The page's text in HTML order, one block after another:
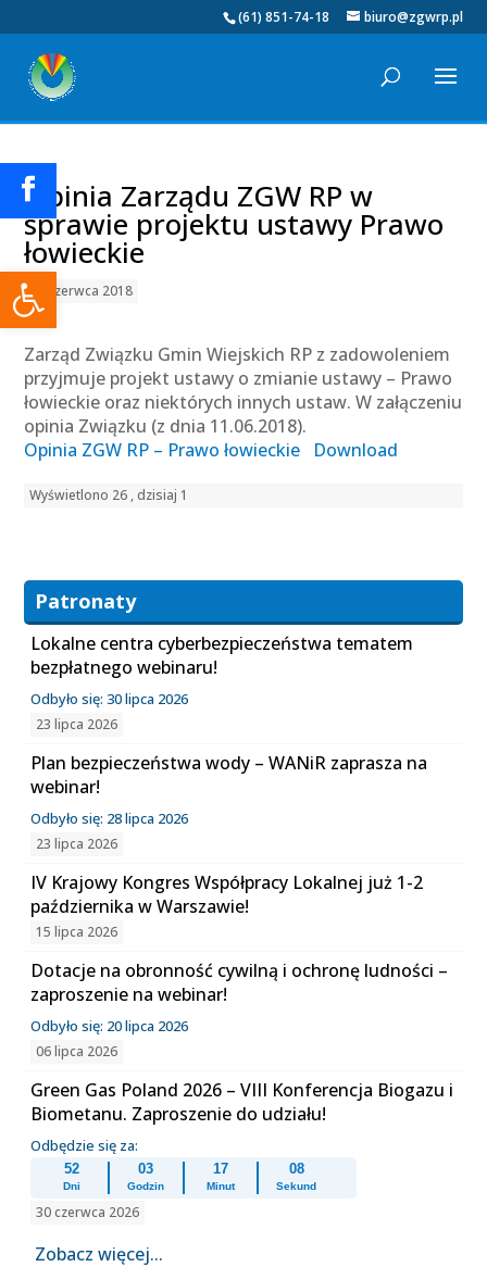
Otwórz pasek narzędzi
(61) 851-74-18 biuro@zgwrp.pl
Opinia Zarządu ZGW RP w
sprawie projektu ustawy Prawo
łowieckie
13 czerwca 2018
Zarząd Związku Gmin Wiejskich RP z zadowoleniem
przyjmuje projekt ustawy o zmianie ustawy – Prawo
łowieckie oraz niektórych innych ustaw. W załączeniu
opinia Związku (z dnia 11.06.2018).
Opinia ZGW RP – Prawo łowieckie
Download
Wyświetlono 26 , dzisiaj 1
Patronaty
Lokalne centra cyberbezpieczeństwa tematem
bezpłatnego webinaru!
Odbyło się: 30 lipca 2026
23 lipca 2026
Plan bezpieczeństwa wody – WANiR zaprasza na
webinar!
Odbyło się: 28 lipca 2026
23 lipca 2026
IV Krajowy Kongres Współpracy Lokalnej już 1-2
października w Warszawie!
15 lipca 2026
Dotacje na obronność cywilną i ochronę ludności –
zaproszenie na webinar!
Odbyło się: 20 lipca 2026
06 lipca 2026
Green Gas Poland 2026 – VIII Konferencja Biogazu i
Biometanu. Zaproszenie do udziału!
Odbędzie się za:
52
Dni
03
Godzin
17
Minut
08
Sekund
30 czerwca 2026
Zobacz więcej...